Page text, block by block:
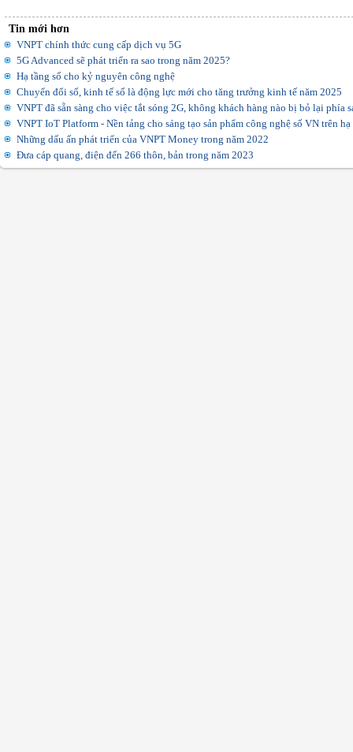
Tin mới hơn
VNPT chính thức cung cấp dịch vụ 5G
5G Advanced sẽ phát triển ra sao trong năm 2025?
Hạ tầng số cho kỷ nguyên công nghệ
Chuyển đổi số, kinh tế số là động lực mới cho tăng trưởng kinh tế năm 2025
VNPT đã sẵn sàng cho việc tắt sóng 2G, không khách hàng nào bị bỏ lại phía
VNPT IoT Platform - Nền tảng cho sáng tạo sản phẩm công nghệ số VN trên
Những dấu ấn phát triển của VNPT Money trong năm 2022
Đưa cáp quang, điện đến 266 thôn, bản trong năm 2023